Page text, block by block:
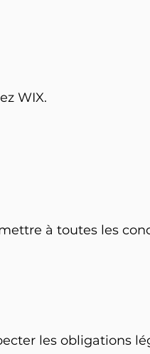
WIX.
à toutes les
les obligations